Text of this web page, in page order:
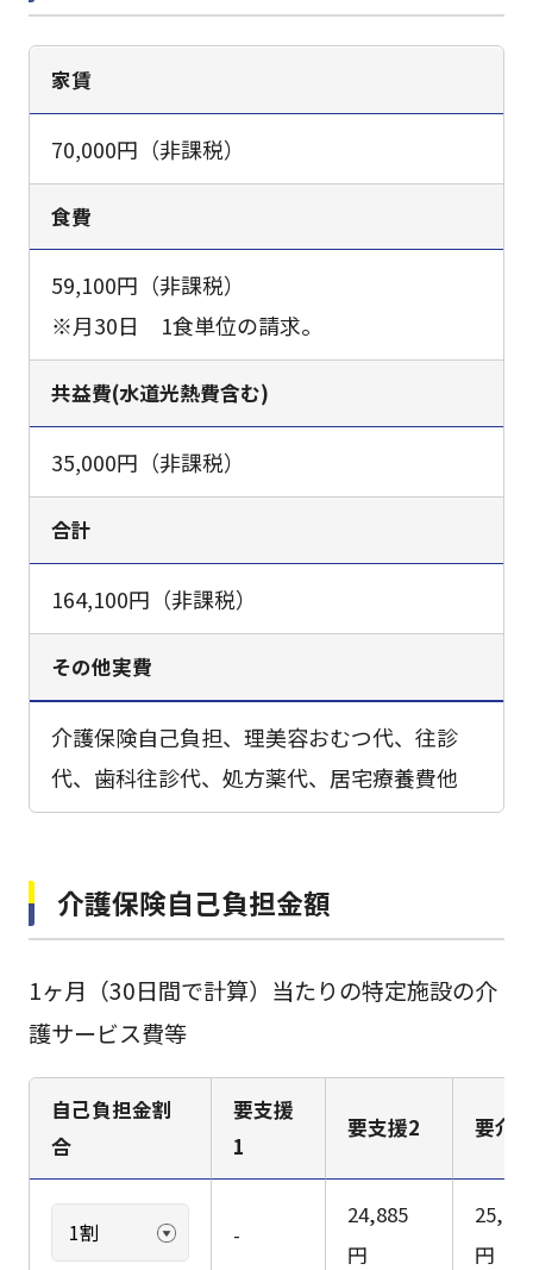
家賃
70,000円（非課税）
食費
59,100円（非課税）
※月30日 1食単位の請求。
共益費(水道光熱費含む)
35,000円（非課税）
合計
164,100円（非課税）
その他実費
介護保険自己負担、理美容おむつ代、往診
代、歯科往診代、処方薬代、居宅療養費他
介護保険自己負担金額
1ヶ月（30日間で計算）当たりの特定施設の介
護サービス費等
自己負担金割
合
要支援
1
要支援2 要介
-
24,885
円
円